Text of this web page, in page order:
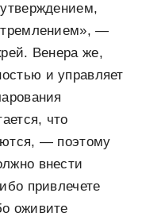
—
Венера же,
и управляет
что
— поэтому
внести
привлечете
оживите